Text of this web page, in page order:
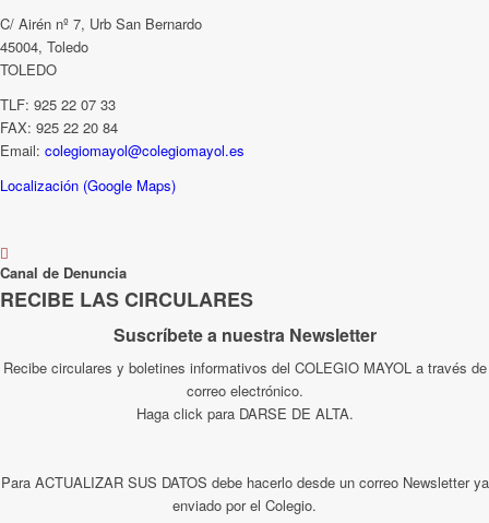
C/ Airén nº 7, Urb San Bernardo
45004, Toledo
TOLEDO
TLF: 925 22 07 33
FAX: 925 22 20 84
Email: colegiomayol@colegiomayol.es
Localización (Google Maps)
Canal de Denuncia
RECIBE LAS CIRCULARES
Suscríbete a nuestra Newsletter
Recibe circulares y boletines informativos del COLEGIO MAYOL a través de
correo electrónico.
Haga click para DARSE DE ALTA.
Para ACTUALIZAR SUS DATOS debe hacerlo desde un correo Newsletter ya
enviado por el Colegio.